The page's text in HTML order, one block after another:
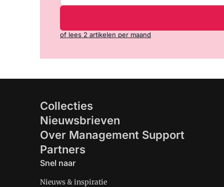
of lees 2 artikelen per maand
Collecties
Nieuwsbrieven
Over Management Support
Partners
Snel naar
Nieuws & inspiratie